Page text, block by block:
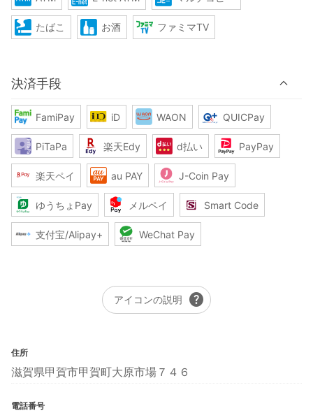
たばこ お酒 ファミマTV
決済手段
FamiPay iD WAON QUICPay
PiTaPa 楽天Edy d払い PayPay
楽天ペイ au PAY J-Coin Pay
ゆうちょPay メルペイ Smart Code
支付宝/Alipay+ WeChat Pay
アイコンの説明 help
住所
滋賀県甲賀市甲賀町大原市場７４６
電話番号